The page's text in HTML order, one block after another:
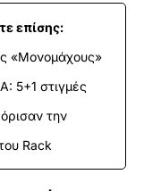
επίσης:
«Μονομάχους»
5+1 στιγμές
την
Rack